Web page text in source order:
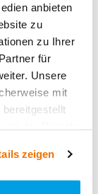
anbieten
zu
zu Ihrer
für
Unsere
mit
zeigen